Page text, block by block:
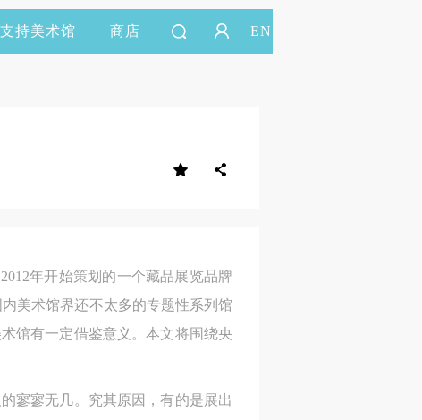
支持美术馆 商店 EN
年开始策划的一个藏品展览品牌
美术馆界还不太多的专题性系列馆
馆有一定借鉴意义。本文将围绕央
寥寥无几。究其原因，有的是展出